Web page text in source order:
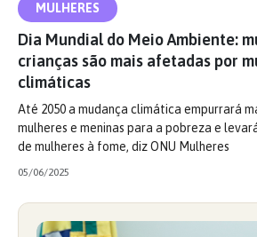
MULHERES
Dia Mundial do Meio Ambiente:
crianças são mais afetadas por
climáticas
Até 2050 a mudança climática empurrará
mulheres e meninas para a pobreza e
de mulheres à fome, diz ONU Mulheres
05/06/2025